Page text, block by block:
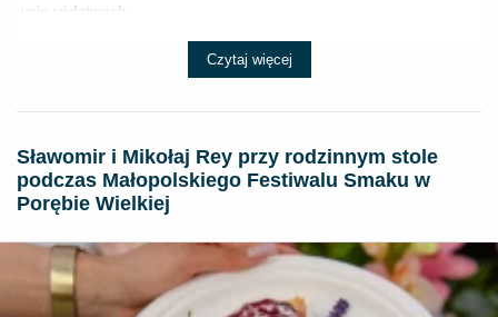
województwach...
Czytaj więcej
Sławomir i Mikołaj Rey przy rodzinnym stole
podczas Małopolskiego Festiwalu Smaku w
Porębie Wielkiej